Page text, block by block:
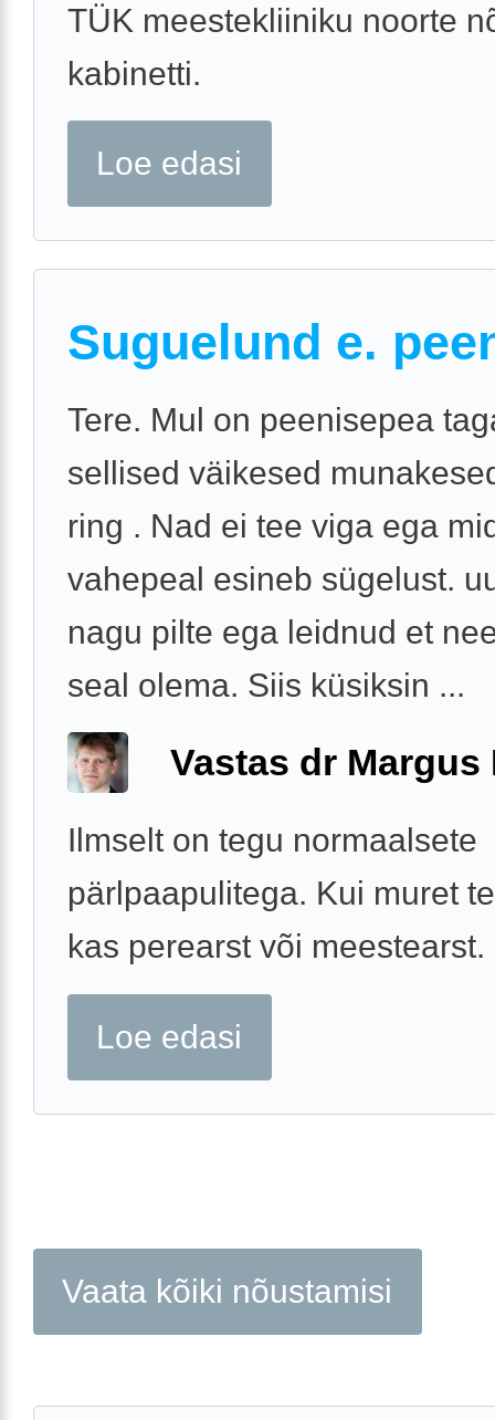
TÜK meestekliiniku noorte
kabinetti.
Loe edasi
Suguelund e.
Tere. Mul on peenisepea
sellised väikesed
ring . Nad ei tee viga ega
vahepeal esineb sügelust.
nagu pilte ega leidnud et
seal olema. Siis küsiksin ...
Vastas dr Margus
Ilmselt on tegu normaalsete
pärlpaapulitega. Kui muret
kas perearst või meestearst.
Loe edasi
Vaata kõiki nõustamisi